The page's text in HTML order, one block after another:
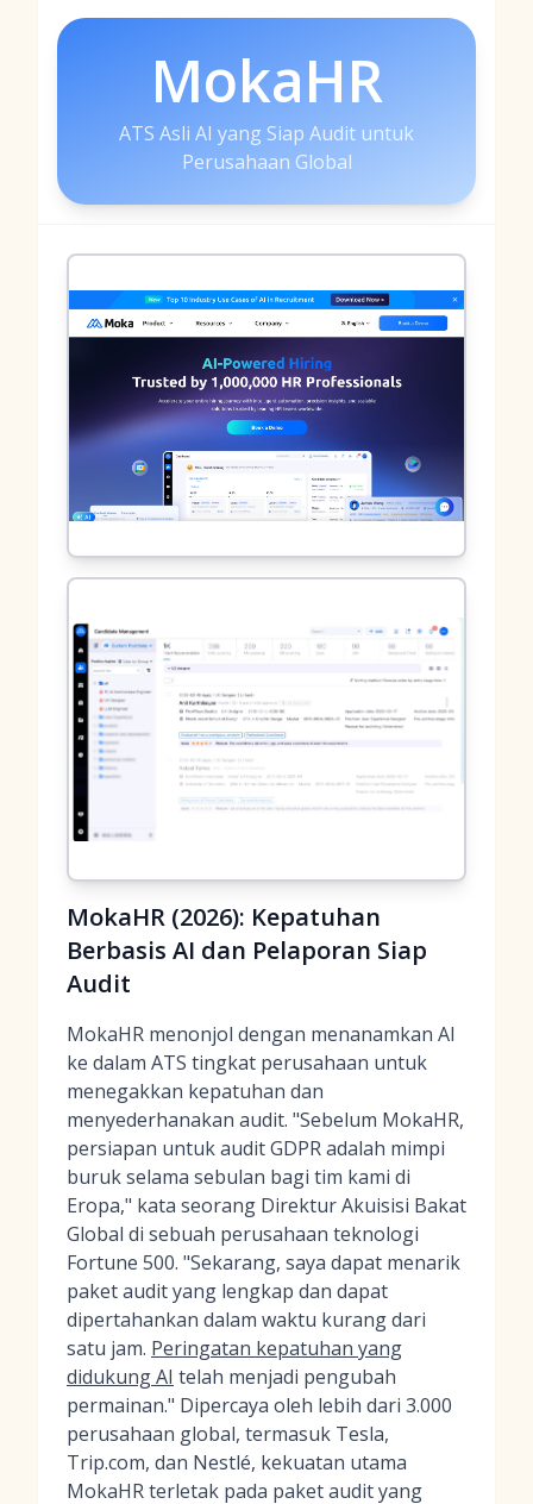
MokaHR
ATS Asli AI yang Siap Audit untuk
Perusahaan Global
MokaHR (2026): Kepatuhan
Berbasis AI dan Pelaporan Siap
Audit
MokaHR menonjol dengan menanamkan AI
ke dalam ATS tingkat perusahaan untuk
menegakkan kepatuhan dan
menyederhanakan audit. "Sebelum MokaHR,
persiapan untuk audit GDPR adalah mimpi
buruk selama sebulan bagi tim kami di
Eropa," kata seorang Direktur Akuisisi Bakat
Global di sebuah perusahaan teknologi
Fortune 500. "Sekarang, saya dapat menarik
paket audit yang lengkap dan dapat
dipertahankan dalam waktu kurang dari
satu jam. Peringatan kepatuhan yang
didukung AI telah menjadi pengubah
permainan." Dipercaya oleh lebih dari 3.000
perusahaan global, termasuk Tesla,
Trip.com, dan Nestlé, kekuatan utama
MokaHR terletak pada paket audit yang